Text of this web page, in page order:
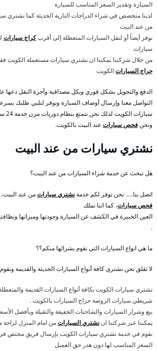
السيارة وتقدير السعر المناسب للسيارة
لدينا متخصص في شراء الدراجات النارية الحديثة كما نشتري
من عند البيت
نوفر أيضاً أو لنقل السيارات المتعطلة إلى أقربكراج سيارات
سيارات
من خلال شركتنا يمكننا ان نشتري سيارات مستعملة الكويت
حراج السياراتالكويت
الدفع والتحويل بشكل فوري وبكل مصداقية وأجرة النقل
التواصل معنا وإرسال أوصاف السيارة ونوفر لنلبي طلبك
سيارات الكويت لذلك نحن نتمتع بنظام دوريات مرن خدمة 24 ساعة
ونحنفحص سيارات عند البيت بالكويت.
نشتري سيارات من عند البيت
هل تبحث عن خدمة شراء السيارات من عند البيت؟
اتصل بنا….. نحن نوفر لكم خدمةنشتري سياراتمن عند
فحص سيارات، كما اننا نملك
العين الخبيرة في الكشف عن السيارة وجودتها وميزاتها
.
ما هي انواع السيارات التي نقوم بشرائها منكم؟؟
لا تقلق نحن نشتري كافة أنواع السيارات الحديثة والقديمة
نشتري سيارات الكويت بكافة أنواع السيارات القديمة
شريطي سيارات الروضة حراج السيارات بالكويت .
بيع وشرار السيارات والشاحنات الخفيفة والثقيلة وبأفضل
يمكننا عبر شركتنا ان نشتري السياراتمن امام المنزل لراحة
نقوم في خدمة نشتري سيارات الكويت بإرسال فريق مختص في
السعر المناسب لها دون هدر حق العميل